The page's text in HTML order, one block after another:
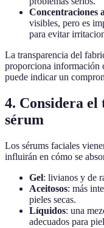
Concentraciones
visibles, pero es
para evitar
La transparencia del
proporciona información
puede indicar un
4. Considera
sérum
Los sérums faciales
influirán en cómo se
Gel: livianos y de
Aceitosos: más
pieles secas.
Líquidos: una
adecuados para